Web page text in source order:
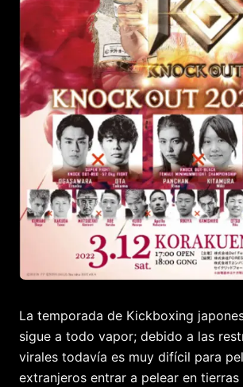
La temporada de Kickboxing
sigue a todo vapor; debido a las
virales todavía es muy difícil para
extranjeros entrar a pelear en tierras